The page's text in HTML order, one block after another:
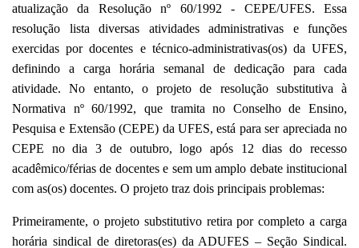
atualização da Resolução nº 60/1992 - CEPE/UFES. Essa
resolução lista diversas atividades administrativas e funções
exercidas por docentes e técnico-administrativas(os) da UFES,
definindo a carga horária semanal de dedicação para cada
atividade. No entanto, o projeto de resolução substitutiva à
Normativa nº 60/1992,
que tramita no Conselho de Ensino,
Pesquisa e Extensão (CEPE) da UFES,está para ser apreciada no
CEPE no dia 3 de outubro, logo após 12 dias do recesso
acadêmico/férias de docentes e sem um amplo debate institucional
com as(os) docentes. O projeto traz dois principais problemas:
Primeiramente, o projeto substitutivo retira por completo a carga
horária sindical de diretoras(es) da ADUFES – Seção Sindical.